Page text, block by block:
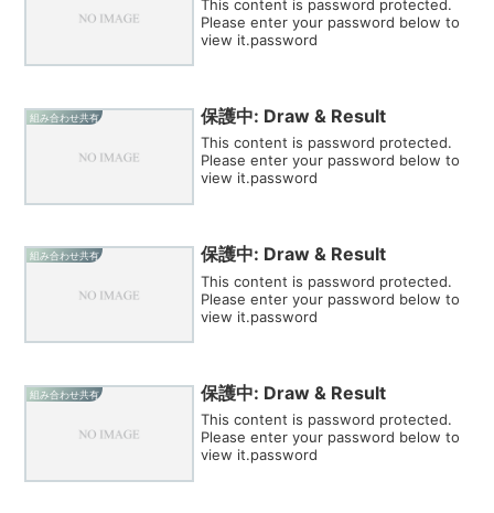
This content is password protected.
Please enter your password below to
view it.password
組み合わせ共有 保護中: Draw & Result
This content is password protected.
Please enter your password below to
view it.password
組み合わせ共有 保護中: Draw & Result
This content is password protected.
Please enter your password below to
view it.password
組み合わせ共有 保護中: Draw & Result
This content is password protected.
Please enter your password below to
view it.password